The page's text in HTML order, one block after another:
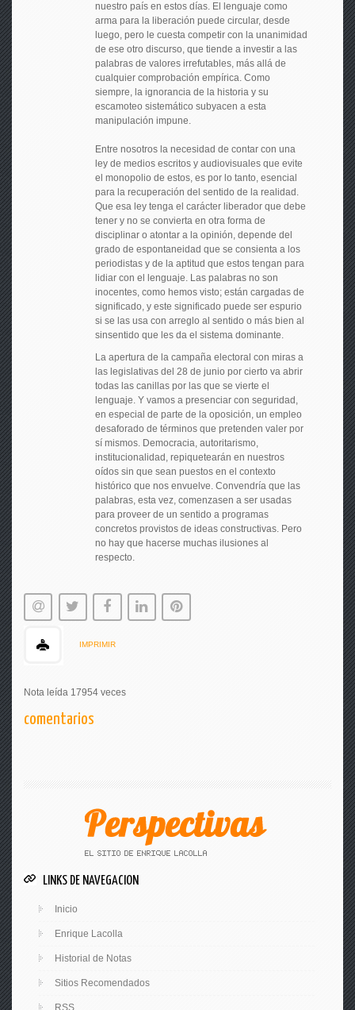
nuestro país en estos días. El lenguaje como
arma para la liberación puede circular, desde
luego, pero le cuesta competir con la unanimidad
de ese otro discurso, que tiende a investir a las
palabras de valores irrefutables, más allá de
cualquier comprobación empírica. Como
siempre, la ignorancia de la historia y su
escamoteo sistemático subyacen a esta
manipulación impune.
Entre nosotros la necesidad de contar con una
ley de medios escritos y audiovisuales que evite
el monopolio de estos, es por lo tanto, esencial
para la recuperación del sentido de la realidad.
Que esa ley tenga el carácter liberador que debe
tener y no se convierta en otra forma de
disciplinar o atontar a la opinión, depende del
grado de espontaneidad que se consienta a los
periodistas y de la aptitud que estos tengan para
lidiar con el lenguaje. Las palabras no son
inocentes, como hemos visto; están cargadas de
significado, y este significado puede ser espurio
si se las usa con arreglo al sentido o más bien al
sinsentido que les da el sistema dominante.
La apertura de la campaña electoral con miras a
las legislativas del 28 de junio por cierto va abrir
todas las canillas por las que se vierte el
lenguaje. Y vamos a presenciar con seguridad,
en especial de parte de la oposición, un empleo
desaforado de términos que pretenden valer por
sí mismos. Democracia, autoritarismo,
institucionalidad, repiquetearán en nuestros
oídos sin que sean puestos en el contexto
histórico que nos envuelve. Convendría que las
palabras, esta vez, comenzasen a ser usadas
para proveer de un sentido a programas
concretos provistos de ideas constructivas. Pero
no hay que hacerse muchas ilusiones al
respecto.
IMPRIMIR
Nota leída 17954 veces
comentarios
LINKS DE NAVEGACION
Inicio
Enrique Lacolla
Historial de Notas
Sitios Recomendados